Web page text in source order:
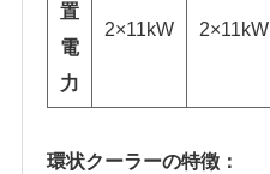
置
電
力
2×11kW 2×11kW
環状クーラーの特徴：